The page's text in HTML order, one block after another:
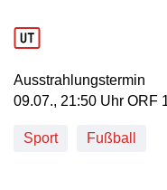
Ausstrahlungstermin
09. Juli, 21:50 Uhr in
09.07., 21:50 Uhr ORF
Sport Fußball